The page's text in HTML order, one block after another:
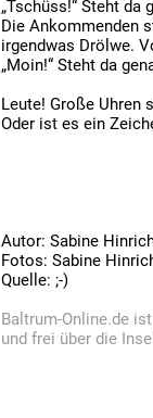
„Tschüss!“ Steht da
Die Ankommenden
irgendwas Drölwe.
„Moin!“ Steht da
Leute! Große Uhren
Oder ist es ein
Autor: Sabine
Fotos: Sabine
Quelle: ;-)
Baltrum-Online.de
und frei über die